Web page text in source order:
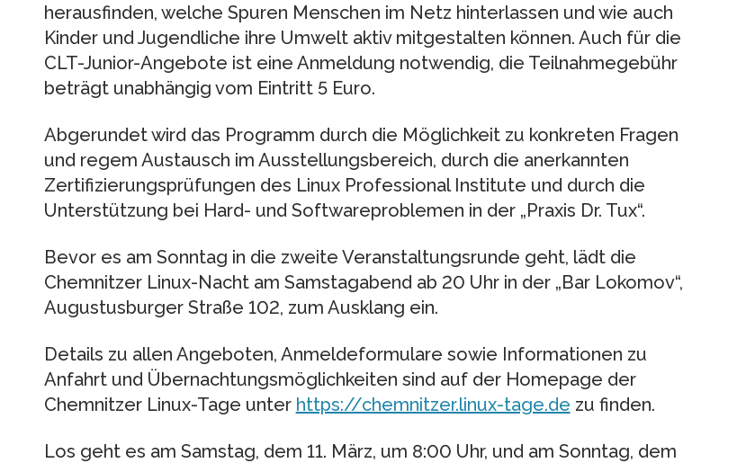
herausfinden, welche Spuren Menschen im Netz hinterlassen und wie auch
Kinder und Jugendliche ihre Umwelt aktiv mitgestalten können. Auch für die
CLT-Junior-Angebote ist eine Anmeldung notwendig, die Teilnahmegebühr
beträgt unabhängig vom Eintritt 5 Euro.
Abgerundet wird das Programm durch die Möglichkeit zu konkreten Fragen
und regem Austausch im Ausstellungsbereich, durch die anerkannten
Zertifizierungsprüfungen des Linux Professional Institute und durch die
Unterstützung bei Hard- und Softwareproblemen in der „Praxis Dr. Tux“.
Bevor es am Sonntag in die zweite Veranstaltungsrunde geht, lädt die
Chemnitzer Linux-Nacht am Samstagabend ab 20 Uhr in der „Bar Lokomov“,
Augustusburger Straße 102, zum Ausklang ein.
Details zu allen Angeboten, Anmeldeformulare sowie Informationen zu
Anfahrt und Übernachtungsmöglichkeiten sind auf der Homepage der
Chemnitzer Linux-Tage unter https://chemnitzer.linux-tage.de zu finden.
Los geht es am Samstag, dem 11. März, um 8:00 Uhr, und am Sonntag, dem